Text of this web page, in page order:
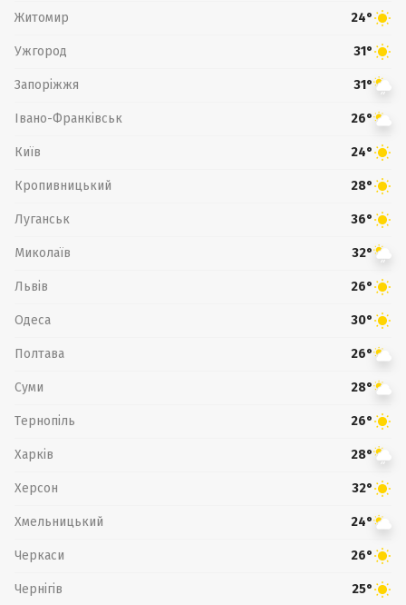
Житомир 24°
Ужгород 31°
Запоріжжя 31°
Івано-Франківськ 26°
Київ 24°
Кропивницький 28°
Луганськ 36°
Миколаїв 32°
Львів 26°
Одеса 30°
Полтава 26°
Суми 28°
Тернопіль 26°
Харків 28°
Херсон 32°
Хмельницький 24°
Черкаси 26°
Чернігів 25°